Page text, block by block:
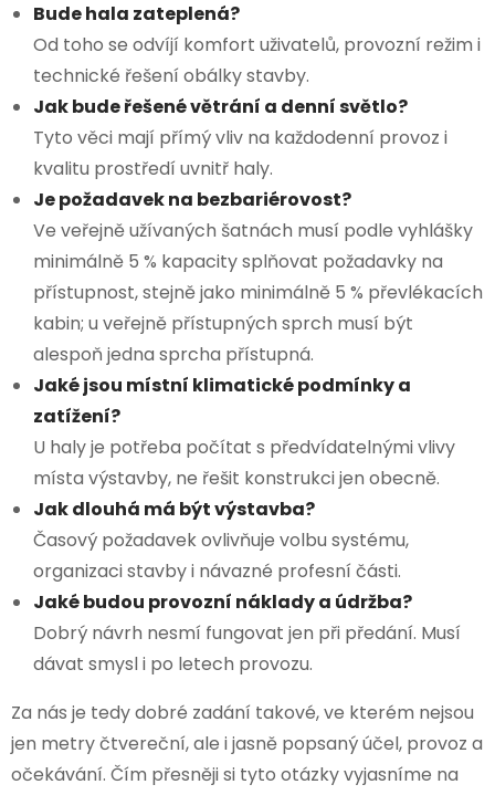
Bude hala zateplená?
Od toho se odvíjí komfort uživatelů, provozní režim i
technické řešení obálky stavby.
Jak bude řešené větrání a denní světlo?
Tyto věci mají přímý vliv na každodenní provoz i
kvalitu prostředí uvnitř haly.
Je požadavek na bezbariérovost?
Ve veřejně užívaných šatnách musí podle vyhlášky
minimálně 5 % kapacity splňovat požadavky na
přístupnost, stejně jako minimálně 5 % převlékacích
kabin; u veřejně přístupných sprch musí být
alespoň jedna sprcha přístupná.
Jaké jsou místní klimatické podmínky a
zatížení?
U haly je potřeba počítat s předvídatelnými vlivy
místa výstavby, ne řešit konstrukci jen obecně.
Jak dlouhá má být výstavba?
Časový požadavek ovlivňuje volbu systému,
organizaci stavby i návazné profesní části.
Jaké budou provozní náklady a údržba?
Dobrý návrh nesmí fungovat jen při předání. Musí
dávat smysl i po letech provozu.
Za nás je tedy dobré zadání takové, ve kterém nejsou
jen metry čtvereční, ale i jasně popsaný účel, provoz a
očekávání. Čím přesněji si tyto otázky vyjasníme na